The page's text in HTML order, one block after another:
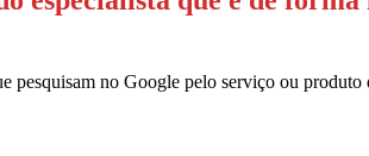
pesquisam no Google pelo serviço ou produto